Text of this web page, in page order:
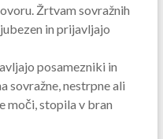
Žrtvam sovražnih
in prijavljajo
posamezniki in
sovražne, nestrpne ali
moči, stopila v bran